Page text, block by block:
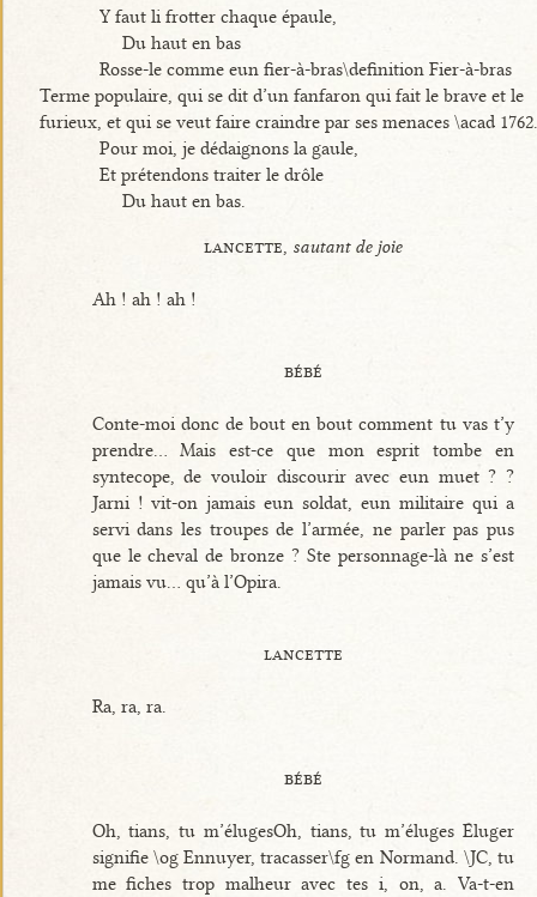
Y faut li frotter chaque épaule,
Du haut en bas
Rosse-le comme eun fier-à-bras\definition Fier-à-bras
Terme populaire, qui se dit d’un fanfaron qui fait le brave et le
furieux, et qui se veut faire craindre par ses menaces \acad 1762.
Pour moi, je dédaignons la gaule,
Et prétendons traiter le drôle
Du haut en bas.
lancette, sautant de joie
Ah ! ah ! ah !
bébé
Conte-moi donc de bout en bout comment tu vas t’y
prendre... Mais est-ce que mon esprit tombe en
syntecope, de vouloir discourir avec eun muet ? ?
Jarni ! vit-on jamais eun soldat, eun militaire qui a
servi dans les troupes de l’armée, ne parler pas pus
que le cheval de bronze ? Ste personnage-là ne s’est
jamais vu... qu’à l’Opira.
lancette
Ra, ra, ra.
bébé
Oh, tians, tu m’élugesOh, tians, tu m’éluges Éluger
signifie \og Ennuyer, tracasser\fg en Normand. \JC, tu
me fiches trop malheur avec tes i, on, a. Va-t-en